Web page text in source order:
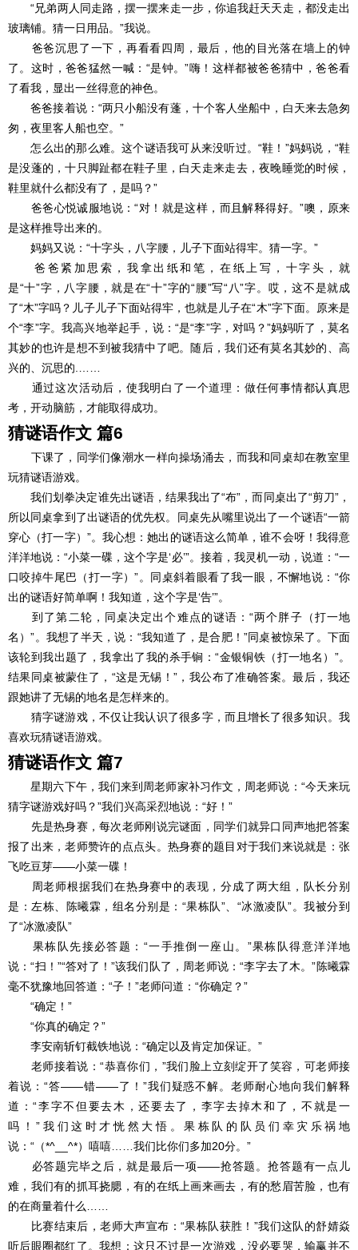
“兄弟两人同走路，摆一摆来走一步，你追我赶天天走，都没走出
玻璃铺。猜一日用品。”我说。
爸爸沉思了一下，再看看四周，最后，他的目光落在墙上的钟
了。这时，爸爸猛然一喊：“是钟。”嗨！这样都被爸爸猜中，爸爸看
了看我，显出一丝得意的神色。
爸爸接着说：“两只小船没有蓬，十个客人坐船中，白天来去急匆
匆，夜里客人船也空。”
怎么出的那么难。这个谜语我可从来没听过。“鞋！”妈妈说，“鞋
是没蓬的，十只脚趾都在鞋子里，白天走来走去，夜晚睡觉的时候，
鞋里就什么都没有了，是吗？”
爸爸心悦诚服地说：“对！就是这样，而且解释得好。”噢，原来
是这样推导出来的。
妈妈又说：“十字头，八字腰，儿子下面站得牢。猜一字。”
爸爸紧加思索，我拿出纸和笔，在纸上写，十字头，就
是“十”字，八字腰，就是在“十”字的“腰”写“八”字。哎，这不是就成
了“木”字吗？儿子儿子下面站得牢，也就是儿子在“木”字下面。原来是
个“李”字。我高兴地举起手，说：“是“李”字，对吗？”妈妈听了，莫名
其妙的也许是想不到被我猜中了吧。随后，我们还有莫名其妙的、高
兴的、沉思的.……
通过这次活动后，使我明白了一个道理：做任何事情都认真思
考，开动脑筋，才能取得成功。
猜谜语作文 篇6
下课了，同学们像潮水一样向操场涌去，而我和同桌却在教室里
玩猜谜语游戏。
我们划拳决定谁先出谜语，结果我出了“布”，而同桌出了“剪刀”，
所以同桌拿到了出谜语的优先权。同桌先从嘴里说出了一个谜语“一箭
穿心（打一字）”。我心想：她出的谜语这么简单，谁不会呀！我得意
洋洋地说：“小菜一碟，这个字是‘必’”。接着，我灵机一动，说道：“一
口咬掉牛尾巴（打一字）”。同桌斜着眼看了我一眼，不懈地说：“你
出的谜语好简单啊！我知道，这个字是‘告’”。
到了第二轮，同桌决定出个难点的谜语：“两个胖子（打一地
名）”。我想了半天，说：“我知道了，是合肥！”同桌被惊呆了。下面
该轮到我出题了，我拿出了我的杀手锏：“金银铜铁（打一地名）”。
结果同桌被蒙住了，“这是无锡！”，我公布了准确答案。最后，我还
跟她讲了无锡的地名是怎样来的。
猜字谜游戏，不仅让我认识了很多字，而且增长了很多知识。我
喜欢玩猜谜语游戏。
猜谜语作文 篇7
星期六下午，我们来到周老师家补习作文，周老师说：“今天来玩
猜字谜游戏好吗？”我们兴高采烈地说：“好！”
先是热身赛，每次老师刚说完谜面，同学们就异口同声地把答案
报了出来，老师赞许的点点头。热身赛的题目对于我们来说就是：张
飞吃豆芽――小菜一碟！
周老师根据我们在热身赛中的表现，分成了两大组，队长分别
是：左栋、陈曦霖，组名分别是：“果栋队”、“冰激凌队”。我被分到
了“冰激凌队”
果栋队先接必答题：“一手推倒一座山。”果栋队得意洋洋地
说：“扫！”“答对了！”该我们队了，周老师说：“李字去了木。”陈曦霖
毫不犹豫地回答道：“子！”老师问道：“你确定？”
“确定！”
“你真的确定？”
李安南斩钉截铁地说：“确定以及肯定加保证。”
老师接着说：“恭喜你们，”我们脸上立刻绽开了笑容，可老师接
着说：“答――错――了！”我们疑惑不解。老师耐心地向我们解释
道：“李字不但要去木，还要去了，李字去掉木和了，不就是一
吗！”我们这时才恍然大悟。果栋队的队员们幸灾乐祸地
说：“（*^__^*）嘻嘻……我们比你们多加20分。”
必答题完毕之后，就是最后一项――抢答题。抢答题有一点儿
难，我们有的抓耳挠腮，有的在纸上画来画去，有的愁眉苦脸，也有
的在商量着什么……
比赛结束后，老师大声宣布：“果栋队获胜！”我们这队的舒婧焱
听后眼圈都红了。我想：这只不过是一次游戏，没必要哭，输赢并不